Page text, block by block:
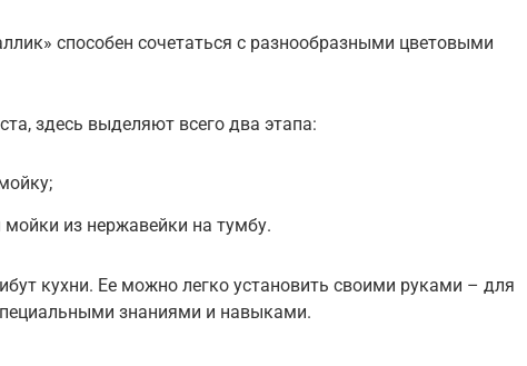
способен сочетаться с разнообразными цветовыми
здесь выделяют всего два этапа:
из нержавейки на тумбу.
кухни. Ее можно легко установить своими руками – для
знаниями и навыками.